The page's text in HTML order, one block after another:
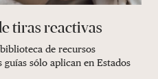
tiras reactivas
de recursos
sólo aplican en Estados